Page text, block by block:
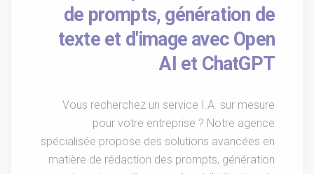
de prompts, génération de
texte et d'image avec Open
AI et ChatGPT
Vous recherchez un service I.A. sur mesure
pour votre entreprise ? Notre agence
spécialisée propose des solutions avancées en
matière de rédaction des prompts, génération